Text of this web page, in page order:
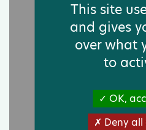
This site
and gives
over what
to
OK,
Deny all